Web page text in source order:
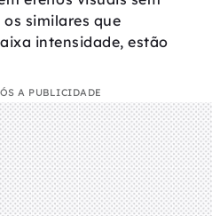
similares que
intensidade, estão
A PUBLICIDADE